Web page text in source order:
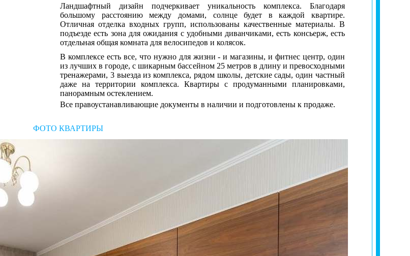
Ландшафтный дизайн подчеркивает уникальность комплекса. Благодаря
большому расстоянию между домами, солнце будет в каждой квартире.
Отличная отделка входных групп, использованы качественные материалы. В
подъезде есть зона для ожидания с удобными диванчиками, есть консьерж, есть
отдельная общая комната для велосипедов и колясок.
В комплексе есть все, что нужно для жизни - и магазины, и фитнес центр, один
из лучших в городе, с шикарным бассейном 25 метров в длину и превосходными
тренажерами, 3 выезда из комплекса, рядом школы, детские сады, один частный
даже на территории комплекса. Квартиры с продуманными планировками,
панорамным остеклением.
Все правоустанавливающие документы в наличии и подготовлены к продаже.
ФОТО КВАРТИРЫ